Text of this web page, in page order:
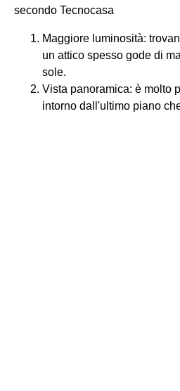
secondo Tecnocasa
Maggiore luminosità:
un attico spesso gode di
sole.
Vista panoramica: è molto
intorno dall'ultimo piano